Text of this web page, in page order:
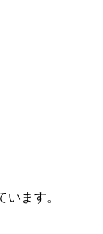
ます。